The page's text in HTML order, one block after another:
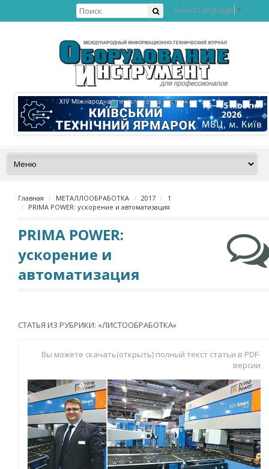
Select Language ▼
Главная МЕТАЛЛООБРАБОТКА 2017
1
PRIMA POWER: ускорение и автоматизация
PRIMA POWER:
ускорение и
автоматизация
СТАТЬЯ ИЗ РУБРИКИ: «ЛИСТООБРАБОТКА»
Вы можете скачать(открыть) полный текст статьи в PDF-
версии